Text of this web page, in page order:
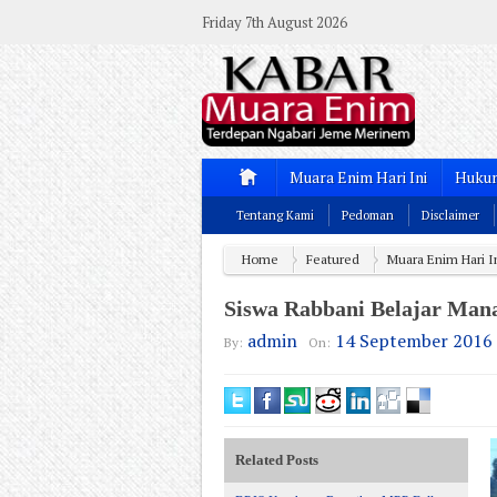
Friday 7th August 2026
Muara Enim Hari Ini
Tentang Kami Pedoman Disclaimer
Home Featured Muara Enim Hari
Siswa Rabbani Belajar
By: admin On: 14 September 2016
Related Posts